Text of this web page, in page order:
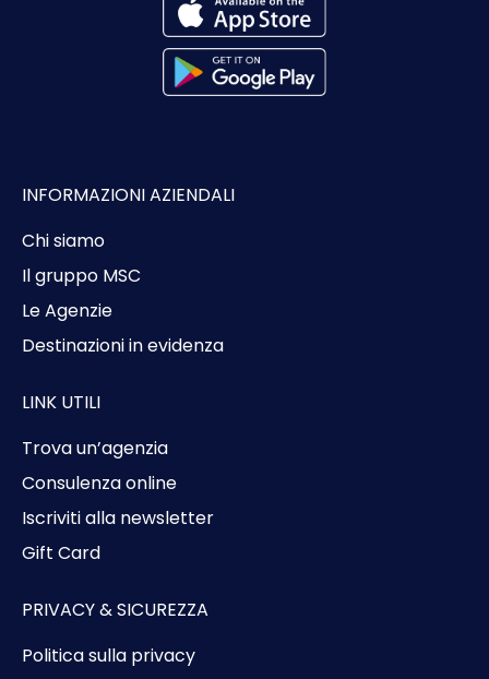
INFORMAZIONI AZIENDALI
Chi siamo
Il gruppo MSC
Le Agenzie
Destinazioni in evidenza
LINK UTILI
Trova un’agenzia
Consulenza online
Iscriviti alla newsletter
Gift Card
PRIVACY & SICUREZZA
Politica sulla privacy